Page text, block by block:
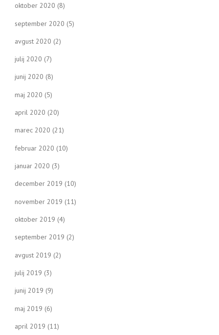
oktober 2020 (8)
september 2020 (5)
avgust 2020 (2)
julij 2020 (7)
junij 2020 (8)
maj 2020 (5)
april 2020 (20)
marec 2020 (21)
februar 2020 (10)
januar 2020 (3)
december 2019 (10)
november 2019 (11)
oktober 2019 (4)
september 2019 (2)
avgust 2019 (2)
julij 2019 (3)
junij 2019 (9)
maj 2019 (6)
april 2019 (11)